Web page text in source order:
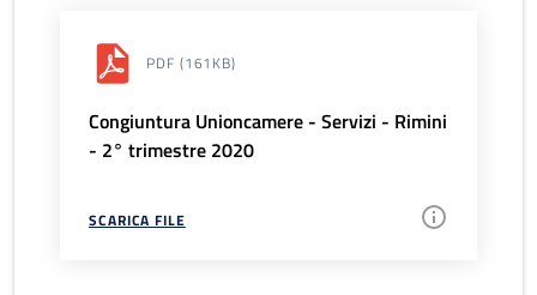
PDF (161KB)
Congiuntura Unioncamere - Servizi - Rimini
- 2° trimestre 2020
SCARICA FILE